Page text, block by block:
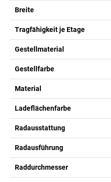
Breite
Tragfähigkeit je Etage
Gestellmaterial
Gestellfarbe
Material
Ladeflächenfarbe
Radausstattung
Radausführung
Raddurchmesser